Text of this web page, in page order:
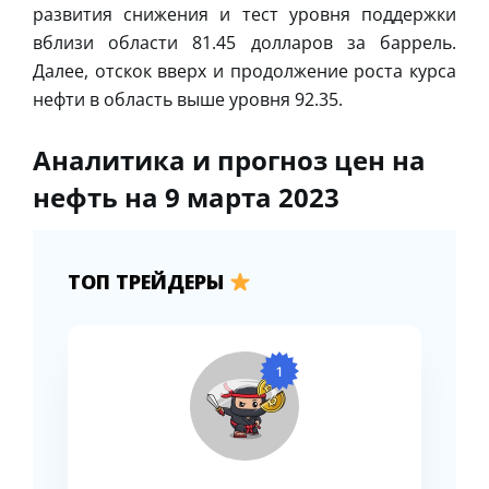
развития снижения и тест уровня поддержки
вблизи области 81.45 долларов за баррель.
Далее, отскок вверх и продолжение роста курса
нефти в область выше уровня 92.35.
Аналитика и прогноз цен на
нефть на 9 марта 2023
ТОП ТРЕЙДЕРЫ
1